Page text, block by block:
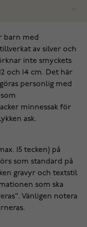
barn med
av silver och
inte smyckets
och 14 cm. Det här
personlig med
minnessak för
ask.
15 tecken) på
som standard på
gravyr och textstil
som ska
Vänligen notera